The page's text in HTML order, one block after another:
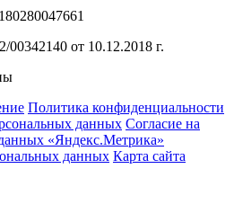
от 10.12.2018 г.
Политика конфиденциальности
данных Согласие на
«Яндекс.Метрика»
данных Карта сайта